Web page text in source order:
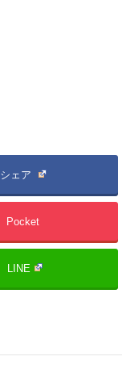
シェア
Pocket
LINE